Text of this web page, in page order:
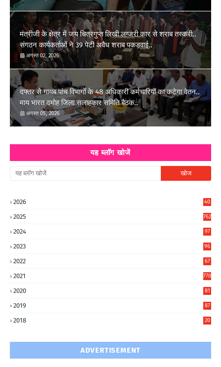
मंत्रीजी के क्षेत्र में जय चित्रगुप्त लिखी लग्जरी कार से शराब तस्करी..
संगठन कार्यकर्ताओं ने 39 पेटी अवैध शराब पकड़वाई..
अगस्त 02, 2026
दफ्तर से गायब पांच विभागों के 48 अधिकारी कर्मचारियों का कटेगा वेतन..
माय भारत दमोह जिला सलाहकार समिति बैठक..
अगस्त 05, 2026
यह ब्लॉग खोजें
2026
40
2025 762
2024
97
2023
96
2022
67
2021 770
2020
81
2019
87
2018
20
ADVERTISEMENT